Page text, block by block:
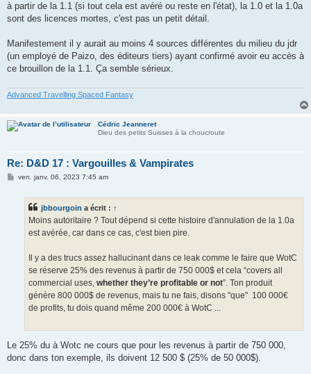
à partir de la 1.1 (si tout cela est avéré ou reste en l'état), la 1.0 et la 1.0a
sont des licences mortes, c'est pas un petit détail.
Manifestement il y aurait au moins 4 sources différentes du milieu du jdr
(un employé de Paizo, des éditeurs tiers) ayant confirmé avoir eu accès à
ce brouillon de la 1.1. Ça semble sérieux.
Advanced Travelling Spaced Fantasy
Cédric Jeanneret
Dieu des petits Suisses à la choucroute
Re: D&D 17 : Vargouilles & Vampirates
Mven. janv. 06, 2023 7:45 am
jbbourgoin a écrit : ↑
Moins autoritaire ? Tout dépend si cette histoire d'annulation de la 1.0a
est avérée, car dans ce cas, c'est bien pire.
Il y a des trucs assez hallucinant dans ce leak comme le faire que WotC
se réserve 25% des revenus à partir de 750 000$ et cela “covers all
commercial uses, whether they’re profitable or not”. Ton produit
génère 800 000$ de revenus, mais tu ne fais, disons "que" 100 000€
de profits, tu dois quand même 200 000€ à WotC ...
Le 25% du à Wotc ne cours que pour les revenus à partir de 750 000,
donc dans ton exemple, ils doivent 12 500 $ (25% de 50 000$).